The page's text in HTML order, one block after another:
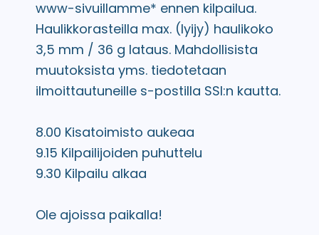
www-sivuillamme* ennen kilpailua.
Haulikkorasteilla max. (lyijy) haulikoko
3,5 mm / 36 g lataus. Mahdollisista
muutoksista yms. tiedotetaan
ilmoittautuneille s-postilla SSI:n kautta.
8.00 Kisatoimisto aukeaa
9.15 Kilpailijoiden puhuttelu
9.30 Kilpailu alkaa
Ole ajoissa paikalla!